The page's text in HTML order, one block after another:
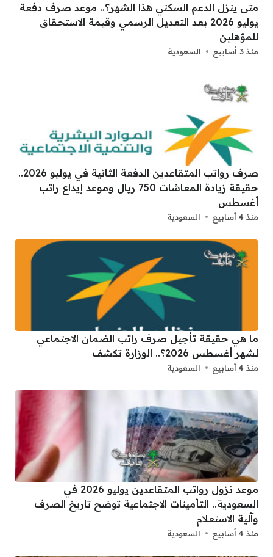
متى ينزل الدعم السكني هذا الشهر؟.. موعد صرف دفعة
يوليو 2026 بعد التعديل الرسمي وقيمة الاستحقاق
للمؤهلين
منذ 3 أسابيع السعودية
صرف رواتب المتقاعدين الدفعة الثانية في يوليو 2026..
حقيقة زيادة المعاشات 750 ريال وموعد إيداع راتب
أغسطس
منذ 4 أسابيع السعودية
ما هي حقيقة تأجيل صرف راتب الضمان الاجتماعي
لشهر أغسطس 2026؟.. الوزارة تكشف
منذ 4 أسابيع السعودية
موعد نزول رواتب المتقاعدين يوليو 2026 في
السعودية.. التأمينات الاجتماعية توضح تاريخ الصرف
وآلية الاستعلام
منذ 4 أسابيع السعودية